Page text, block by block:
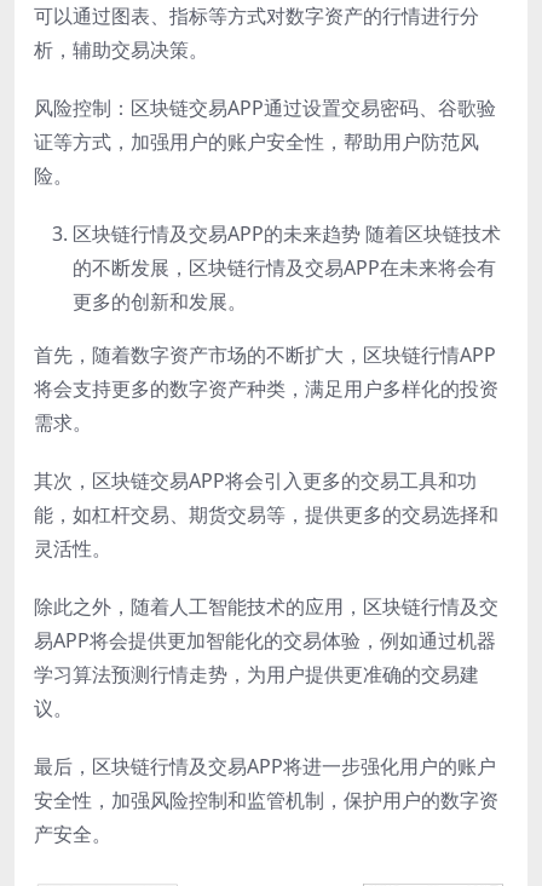
可以通过图表、指标等方式对数字资产的行情进行分
析，辅助交易决策。
风险控制：区块链交易APP通过设置交易密码、谷歌验
证等方式，加强用户的账户安全性，帮助用户防范风
险。
区块链行情及交易APP的未来趋势 随着区块链技术
的不断发展，区块链行情及交易APP在未来将会有
更多的创新和发展。
首先，随着数字资产市场的不断扩大，区块链行情APP
将会支持更多的数字资产种类，满足用户多样化的投资
需求。
其次，区块链交易APP将会引入更多的交易工具和功
能，如杠杆交易、期货交易等，提供更多的交易选择和
灵活性。
除此之外，随着人工智能技术的应用，区块链行情及交
易APP将会提供更加智能化的交易体验，例如通过机器
学习算法预测行情走势，为用户提供更准确的交易建
议。
最后，区块链行情及交易APP将进一步强化用户的账户
安全性，加强风险控制和监管机制，保护用户的数字资
产安全。